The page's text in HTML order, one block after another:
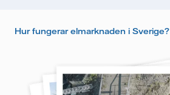
Hur fungerar elmarknaden i Sverige?